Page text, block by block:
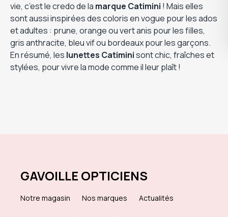
vie, c’est le credo de la marque Catimini ! Mais elles
sont aussi inspirées des coloris en vogue pour les ados
et adultes : prune, orange ou vert anis pour les filles,
gris anthracite, bleu vif ou bordeaux pour les garçons.
En résumé, les lunettes Catiminisont chic, fraîches et
stylées, pour vivre la mode comme il leur plaît !
GAVOILLE OPTICIENS
Notre magasin Nos marques Actualités